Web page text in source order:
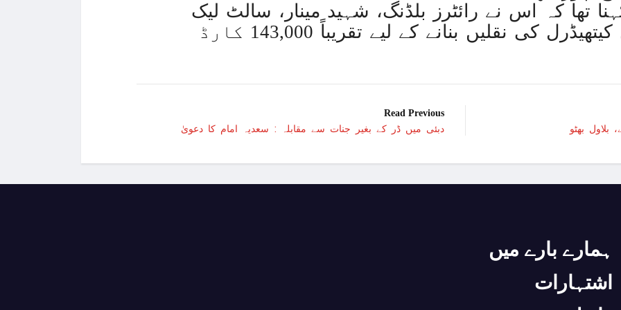
امریکی صدر نے دفاعی پالیسی بل پر دستخط کر دیئے
عرب امارات میں زندگی بھر کی رہائش کیلئے مستقل ویزے کا اجرا شروع
غزہ؛ شہدا کی تعداد 20 ہزار ہوگئی، اقوام متحدہ کی قرارداد پر ووٹنگ پھرموخر
اسماعیل ہنیہ غزہ میں نئی جنگ بندی پر بات چیت کیلئے قاہرہ پہنچ گئے
تھا کہ اس نے رائٹرز بلڈنگ، شہید مینار، سالٹ لیک
اسٹیڈیم اور سینٹ پال کیتھیڈرل کی نقلیں بنانے کے لیے تقریباً 143,000 کارڈ
Read Previous
دبئی میں ڈر کے بغیر جنات سے مقابلہ : سعدیہ امام کا دعویٰ بلاول بھٹو
ہمارے بارے میں
اشتہارات